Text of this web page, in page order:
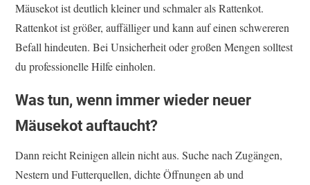
Mäusekot ist deutlich kleiner und schmaler als Rattenkot.
Rattenkot ist größer, auffälliger und kann auf einen schwereren
Befall hindeuten. Bei Unsicherheit oder großen Mengen solltest
du professionelle Hilfe einholen.
Was tun, wenn immer wieder neuer
Mäusekot auftaucht?
Dann reicht Reinigen allein nicht aus. Suche nach Zugängen,
Nestern und Futterquellen, dichte Öffnungen ab und